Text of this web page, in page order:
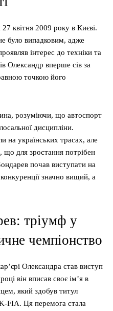
квітня 2009 року в Києві.
було випадковим, адже
інтерес до техніки та
Олександр вперше сів за
точкою його
розуміючи, що автоспорт
дисципліни.
на українських трасах, але
що для зростання потрібен
почав виступати на
значно вищий, а
тріумф у
чемпіонство
Олександра став виступ
він вписав своє ім’я в
який здобув титул
FIA. Ця перемога стала